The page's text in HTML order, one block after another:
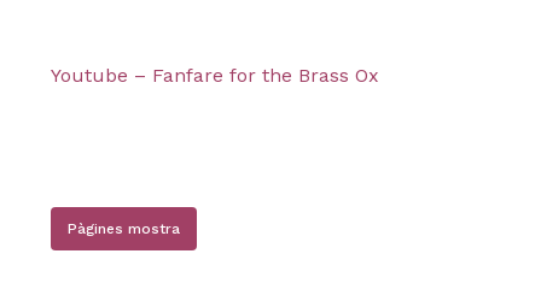
Youtube – Fanfare for the Brass Ox
Pàgines mostra